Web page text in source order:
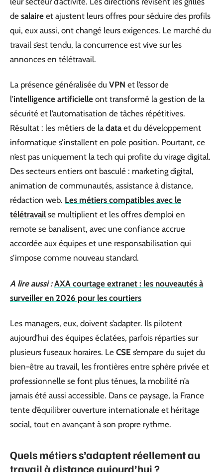
de salaire et ajustent leurs offres pour séduire des profils
qui, eux aussi, ont changé leurs exigences. Le marché du
travail s’est tendu, la concurrence est vive sur les
annonces en télétravail.
La présence généralisée du VPN et l’essor de
l’intelligence artificielle ont transformé la gestion de la
sécurité et l’automatisation de tâches répétitives.
Résultat : les métiers de la dataet du développement
informatique s’installent en pole position. Pourtant, ce
n’est pas uniquement la tech qui profite du virage digital.
Des secteurs entiers ont basculé : marketing digital,
animation de communautés, assistance à distance,
rédaction web. Les métiers compatibles avec le
télétravail se multiplient et les offres d’emploi en
remote se banalisent, avec une confiance accrue
accordée aux équipes et une responsabilisation qui
s’impose comme nouveau standard.
A lire aussi : AXA courtage extranet : les nouveautés à
surveiller en 2026 pour les courtiers
Les managers, eux, doivent s’adapter. Ils pilotent
aujourd’hui des équipes éclatées, parfois réparties sur
plusieurs fuseaux horaires. Le CSE s’empare du sujet du
bien-être au travail, les frontières entre sphère privée et
professionnelle se font plus ténues, la mobilité n’a
jamais été aussi accessible. Dans ce paysage, la France
tente d’équilibrer ouverture internationale et héritage
social, tout en avançant à son propre rythme.
Quels métiers s’adaptent réellement au
travail à distance aujourd’hui ?